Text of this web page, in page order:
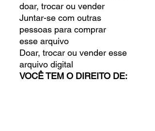
doar, trocar ou vender
Juntar-se com outras
pessoas para comprar
esse arquivo
Doar, trocar ou vender esse
arquivo digital
VOCÊ TEM O DIREITO DE: